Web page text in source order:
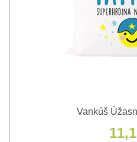
Vankúš